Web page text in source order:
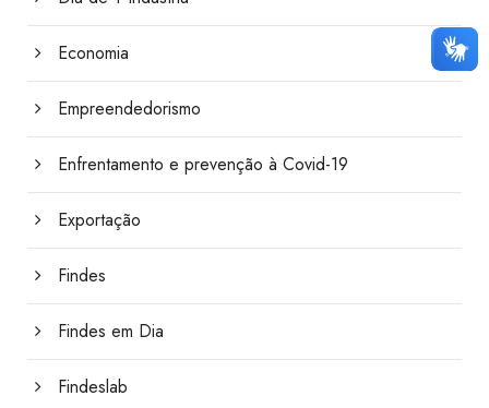
Economia
Empreendedorismo
Enfrentamento e prevenção à Covid-19
Exportação
Findes
Findes em Dia
Findeslab